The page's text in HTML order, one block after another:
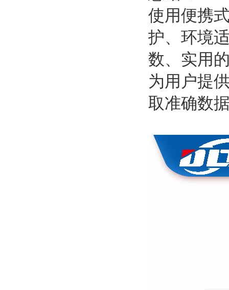
使用便携
护、环境
数、实用
为用户提
取准确数